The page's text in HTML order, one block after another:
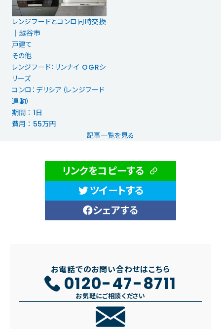
レンジフードとコンロ同時交換
│越谷市
戸建て
その他
レンジフード：リンナイ OGRシ
リーズ
コンロ：デリシア（レンジフード
連動）
期間 ： 1日
費用 ： 55万円
記事一覧を見る
リンクをコピーする
ツイートする
シェアする
お電話でのお問い合わせはこちら
0120-47-8711
お気軽にご相談ください